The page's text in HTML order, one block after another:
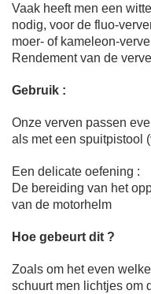
Vaak heeft men een
nodig, voor de fluo-
moer- of kameleon-
Rendement van de
Gebruik :
Onze verven passen
als met een spuitpistool
Een delicate oefening :
De bereiding van het
van de motorhelm
Hoe gebeurt dit ?
Zoals om het even
schuurt men lichtjes om